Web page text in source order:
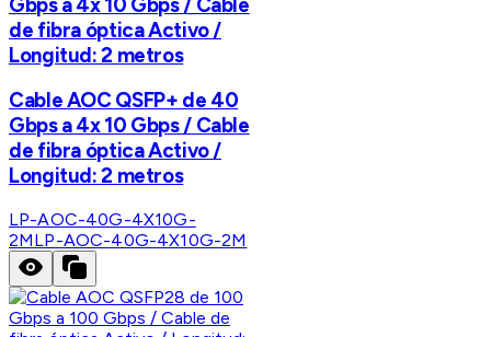
de fibra óptica Activo /
Longitud: 2 metros
Cable AOC QSFP+ de 40
Gbps a 4x 10 Gbps / Cable
de fibra óptica Activo /
Longitud: 2 metros
LP-AOC-40G-4X10G-
2MLP-AOC-40G-4X10G-2M